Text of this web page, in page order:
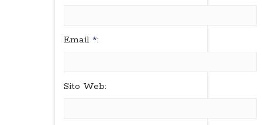
Email *:
Sito Web: